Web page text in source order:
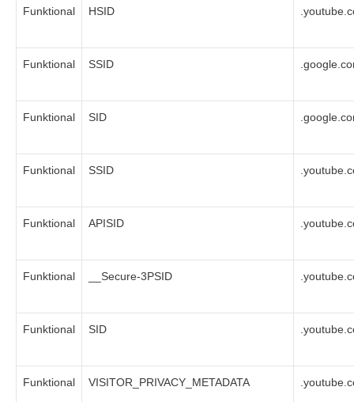
Funktional HSID
Funktional SSID
Funktional SID
Funktional SSID
Funktional APISID
Funktional __Secure-3PSID
Funktional SID
Funktional VISITOR_PRIVACY_METADATA